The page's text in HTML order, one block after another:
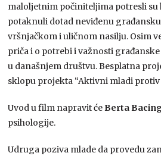
maloljetnim počiniteljima potresli su
potaknuli dotad neviđenu
vršnjačkom i uličnom nasilju. Osim
priča i o potrebi i važnosti
u današnjem društvu. Besplatna
sklopu projekta “Aktivni mladi protiv
Uvod u film napravit ćeBerta
psihologije.
Udruga poziva mlade da provedu